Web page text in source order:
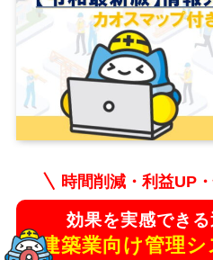
時間削減・利益UP
効果を実感できる
建築業向け管理シ